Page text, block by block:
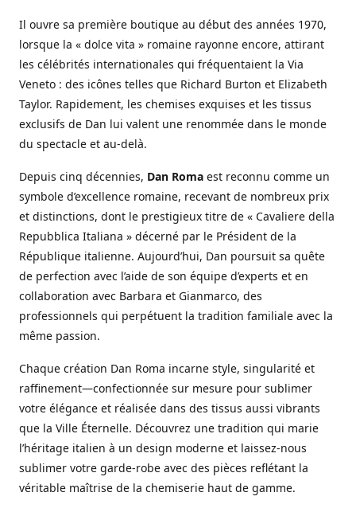
Il ouvre sa première boutique au début des années 1970,
lorsque la « dolce vita » romaine rayonne encore, attirant
les célébrités internationales qui fréquentaient la Via
Veneto : des icônes telles que Richard Burton et Elizabeth
Taylor. Rapidement, les chemises exquises et les tissus
exclusifs de Dan lui valent une renommée dans le monde
du spectacle et au-delà.
Depuis cinq décennies, Dan Roma est reconnu comme un
symbole d’excellence romaine, recevant de nombreux prix
et distinctions, dont le prestigieux titre de « Cavaliere della
Repubblica Italiana » décerné par le Président de la
République italienne. Aujourd’hui, Dan poursuit sa quête
de perfection avec l’aide de son équipe d’experts et en
collaboration avec Barbara et Gianmarco, des
professionnels qui perpétuent la tradition familiale avec la
même passion.
Chaque création Dan Roma incarne style, singularité et
raffinement—confectionnée sur mesure pour sublimer
votre élégance et réalisée dans des tissus aussi vibrants
que la Ville Éternelle. Découvrez une tradition qui marie
l’héritage italien à un design moderne et laissez-nous
sublimer votre garde-robe avec des pièces reflétant la
véritable maîtrise de la chemiserie haut de gamme.